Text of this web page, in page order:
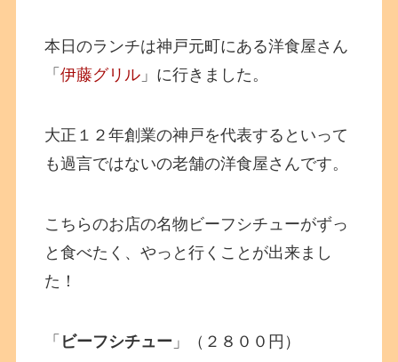
本日のランチは神戸元町にある洋食屋さん
「伊藤グリル 」に行きました。
大正１２年創業の神戸を代表するといって
も過言ではないの老舗の洋食屋さんです。
こちらのお店の名物ビーフシチューがずっ
と食べたく、やっと行くことが出来まし
た！
「 ビーフシチュー 」（２８００円）